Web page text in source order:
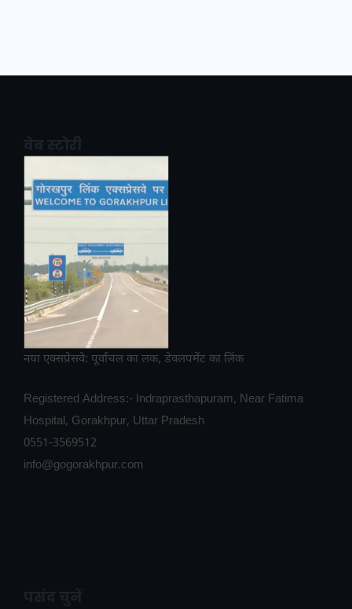
नया एक्सप्रेसवे: पूर्वांचल का लक, डेवलपमेंट का लिंक
Registered Address:- Indraprasthapuram, Near Fatima
Hospital, Gorakhpur, Uttar Pradesh
0551-3569512
info@gogorakhpur.com